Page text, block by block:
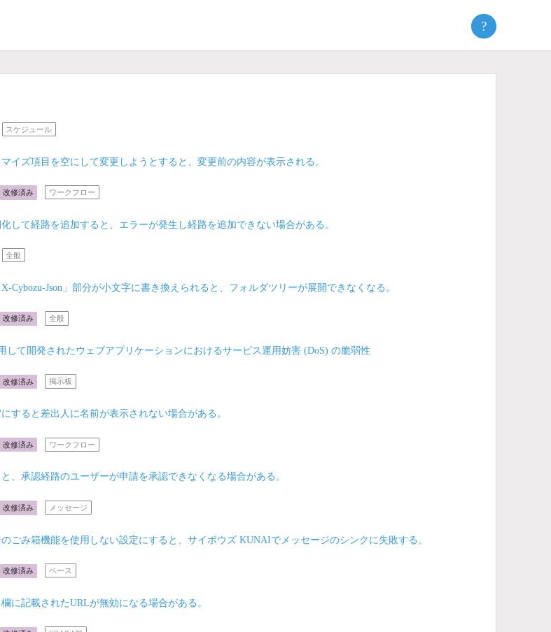
?
スケジュール
イズ項目を空にして変更しようとすると、変更前の内容が表示される。
改修済み ワークフロー
して経路を追加すると、エラーが発生し経路を追加できない場合がある。
全般
Cybozu-Json」部分が小文字に書き換えられると、フォルダツリーが展開できなくなる。
改修済み 全般
して開発されたウェブアプリケーションにおけるサービス運用妨害 (DoS) の脆弱性
改修済み 掲示板
すると差出人に名前が表示されない場合がある。
改修済み ワークフロー
、承認経路のユーザーが申請を承認できなくなる場合がある。
改修済み メッセージ
ごみ箱機能を使用しない設定にすると、サイボウズ KUNAIでメッセージのシンクに失敗する。
改修済み ベース
に記載されたURLが無効になる場合がある。